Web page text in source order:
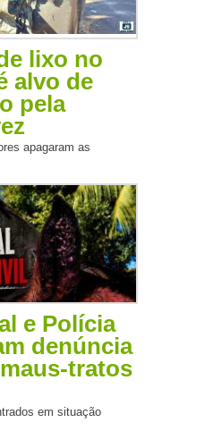
lixo no
alvo de
pela
apagaram as
e Polícia
denúncia
tratos
em situação